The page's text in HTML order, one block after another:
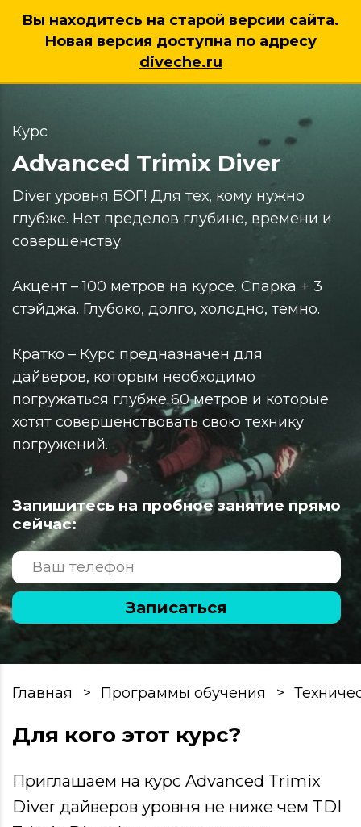
Вы находитесь на старой версии сайта.
Новая версия доступна по адресу
diveche.ru
7 (925) 222 38 95
Курс
Advanced Trimix Diver
Diver уровня БОГ! Для тех, кому нужно
глубже. Нет пределов глубине, времени и
совершенству.
Акцент – 100 метров на курсе. Спарка + 3
стэйджа. Глубоко, долго, холодно, темно.
Кратко – Курс предназначен для
дайверов, которым необходимо
погружаться глубже 60 метров и которые
хотят совершенствовать свою технику
погружений.
Запишитесь на пробное занятие прямо
сейчас:
Записаться
Главная Программы обучения
Для кого этот курс?
Приглашаем на курс Advanced Trimix
Diver дайверов уровня не ниже чем TDI